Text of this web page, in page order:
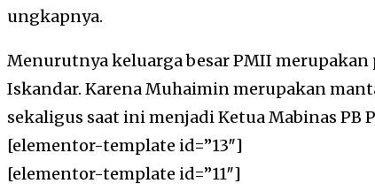
ungkapnya.
Menurutnya keluarga besar PMII
Iskandar. Karena Muhaimin merupakan
sekaligus saat ini menjadi Ketua Mabinas PB
[elementor-template id=”13″]
[elementor-template id=”11″]